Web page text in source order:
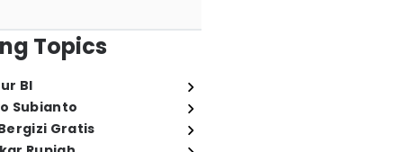
Topics
BI
Subianto
Gratis